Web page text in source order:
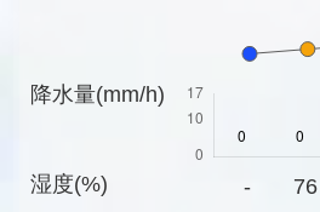
降水量(mm/h)
湿度(%)
- 76